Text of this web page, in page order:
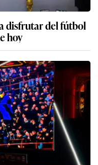
disfrutar del fútbol
hoy